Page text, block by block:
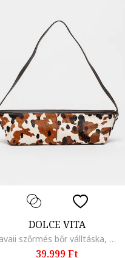
DOLCE VITA
Savaii szőrmés bőr válltáska, Koptatott fekete/Világosbarna/Törtfehér
39.999 Ft